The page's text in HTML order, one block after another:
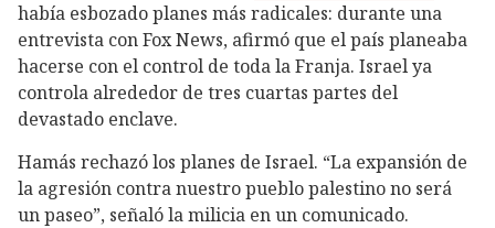
había esbozado planes más radicales: durante una
entrevista con Fox News, afirmó que el país planeaba
hacerse con el control de toda la Franja. Israel ya
controla alrededor de tres cuartas partes del
devastado enclave.
Hamás rechazó los planes de Israel. “La expansión de
la agresión contra nuestro pueblo palestino no será
un paseo”, señaló la milicia en un comunicado.